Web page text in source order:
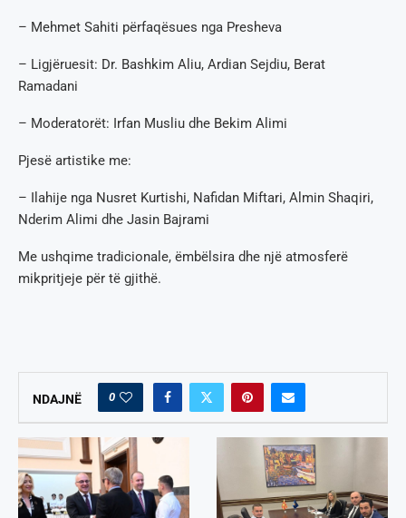
– Mehmet Sahiti përfaqësues nga Presheva
– Ligjëruesit: Dr. Bashkim Aliu, Ardian Sejdiu, Berat
Ramadani
– Moderatorët: Irfan Musliu dhe Bekim Alimi
Pjesë artistike me:
– Ilahije nga Nusret Kurtishi, Nafidan Miftari, Almin Shaqiri,
Nderim Alimi dhe Jasin Bajrami
Me ushqime tradicionale, ëmbëlsira dhe një atmosferë
mikpritjeje për të gjithë.
NDAJNË 0